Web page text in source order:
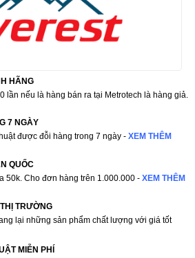
HÃNG
lần nếu là hàng bán ra tại Metrotech là hàng giả.
7 NGÀY
được đỗi hàng trong 7 ngày - XEM THÊM
QUỐC
50k. Cho đơn hàng trên 1.000.000 - XEM THÊM
TRƯỜNG
lại những sản phẩm chất lượng với giá tốt
MIỄN PHÍ